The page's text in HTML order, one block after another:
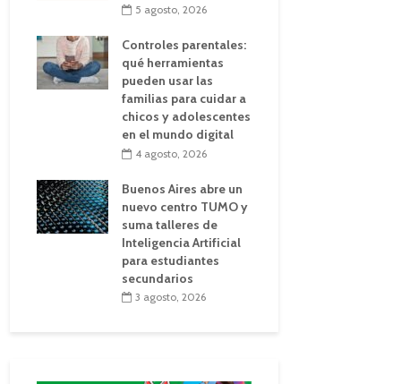
5 agosto, 2026
Controles parentales:
qué herramientas
pueden usar las
familias para cuidar a
chicos y adolescentes
en el mundo digital
4 agosto, 2026
Buenos Aires abre un
nuevo centro TUMO y
suma talleres de
Inteligencia Artificial
para estudiantes
secundarios
3 agosto, 2026